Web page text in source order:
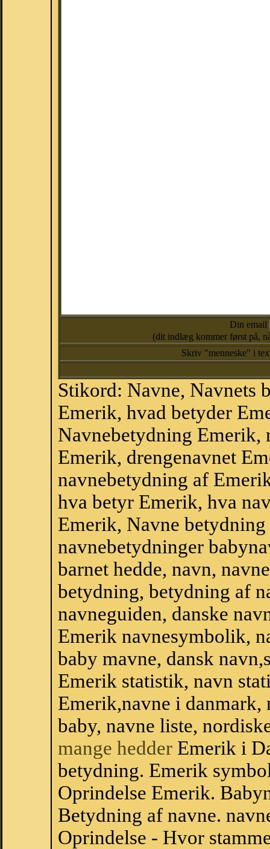
Din email
(dit indlæg kommer først på,
Skriv "menneske" i
Stikord: Navne, Navnets
Emerik, hvad betyder
Navnebetydning Emerik,
Emerik, drengenavnet
navnebetydning af
hva betyr Emerik, hva
Emerik, Navne
navnebetydninger
barnet hedde, navn,
betydning, betydning af
navneguiden, danske
Emerik navnesymbolik,
baby mavne, dansk
Emerik statistik, navn
Emerik,navne i
baby, navne liste,
mange hedder Emerik i
betydning. Emerik
Oprindelse Emerik.
Betydning af navne.
Oprindelse - Hvor